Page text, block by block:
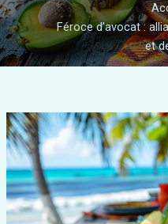
Féroce d’avocat :
et